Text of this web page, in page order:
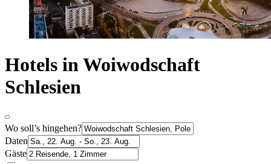
Hotels in Woiwodschaft
Schlesien
Wo soll’s hingehen?
Daten
Gäste